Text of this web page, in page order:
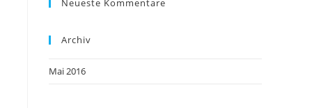
Neueste Kommentare
Archiv
Mai 2016